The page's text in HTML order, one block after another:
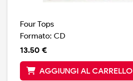
Four Tops
Formato: CD
13.50 €
AGGIUNGI AL CARRELLO